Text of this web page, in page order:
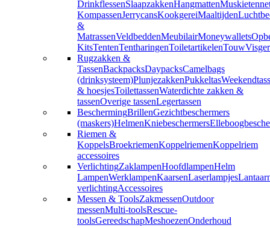
DrinkflessenSlaapzakkenHangmatten
KompassenJerrycansKookgereiMaaltijden
&
MatrassenVeldbeddenMeubilairMoneywallets
KitsTentenTentharingenToiletartikelenTouw
Rugzakken &
TassenBackpacksDaypacksCamelbags
(drinksysteem)PlunjezakkenPukkeltas
& hoesjesToilettassenWaterdichte zakken &
tassenOverige tassenLegertassen
BeschermingBrillenGezichtbeschermers
(maskers)HelmenKniebeschermers
Riemen &
KoppelsBroekriemenKoppelriemenKoppelriem
accessoires
VerlichtingZaklampenHoofdlampenHelm
LampenWerklampenKaarsenLaserlampjes
verlichtingAccessoires
Messen & ToolsZakmessenOutdoor
messenMulti-toolsRescue-
toolsGereedschapMeshoezenOnderhoud